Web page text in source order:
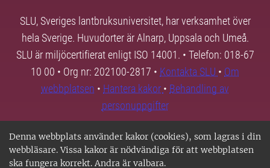
Denna webbplats använder kakor (cookies), som lagras i din
webbläsare. Vissa kakor är nödvändiga för att webbplatsen
ska fungera korrekt. Andra är valbara.
SLU, Sveriges lantbruksuniversitet, har verksamhet över
hela Sverige. Huvudorter är Alnarp, Uppsala och Umeå.
SLU är miljöcertifierat enligt ISO 14001. • Telefon: 018-67
10 00 • Org nr: 202100-2817 • Kontakta SLU • Om
webbplatsen • Hantera kakor • Behandling av
personuppgifter